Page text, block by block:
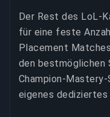
Der Rest des LoL-
für eine feste
Placement
den bestmöglichen
Champion-
eigenes dediziertes